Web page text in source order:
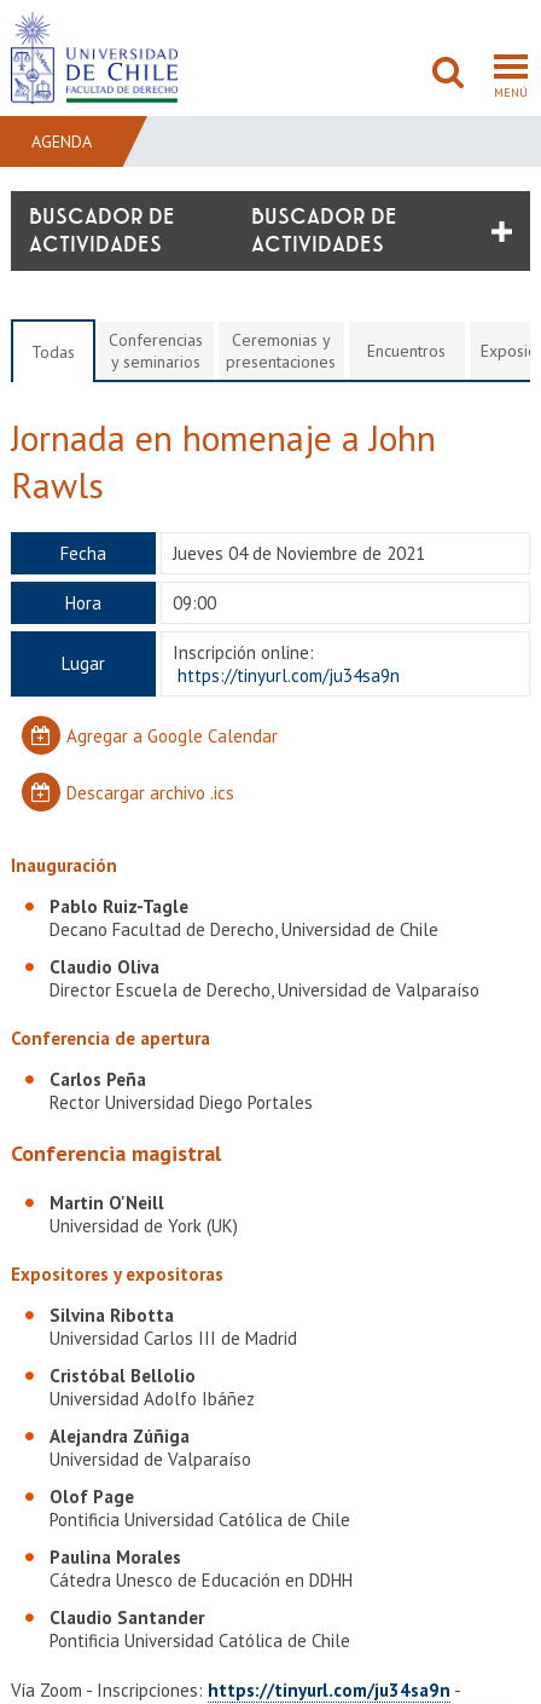
MENÚ
FACULTAD
PREGRADO
ADMISIÓN
INVESTIGACIÓN
EXTENSIÓN
Académicos
Egresados
AGENDA
BUSCADOR DE
ACTIVIDADES
Todas
Conferencias
y seminarios
Ceremonias y
presentaciones
Encuentros
Jornada en homenaje a John
Rawls
Fecha Jueves 04 de Noviembre de 2021
Hora 09:00
Lugar
Inscripción online:
https://tinyurl.com/ju34sa9n
Agregar a Google Calendar
Descargar archivo .ics
Inauguración
Pablo Ruiz-Tagle
Decano Facultad de Derecho, Universidad de Chile
Claudio Oliva
Director Escuela de Derecho, Universidad de Valparaíso
Conferencia de apertura
Carlos Peña
Rector Universidad Diego Portales
Conferencia magistral
Martin O'Neill
Universidad de York (UK)
Expositores y expositoras
Silvina Ribotta
Universidad Carlos III de Madrid
Cristóbal Bellolio
Universidad Adolfo Ibáñez
Alejandra Zúñiga
Universidad de Valparaíso
Olof Page
Pontificia Universidad Católica de Chile
Paulina Morales
Cátedra Unesco de Educación en DDHH
Claudio Santander
Pontificia Universidad Católica de Chile
Vía Zoom - Inscripciones: https://tinyurl.com/ju34sa9n -